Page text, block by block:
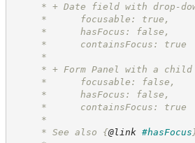
* + Date field with drop-
*      focusable: true,
*      hasFocus: false,
*      containsFocus: true
*
* + Form Panel with a child
*      focusable: false,
*      hasFocus: false,
*      containsFocus: true
*
* See also {@link #hasFocus